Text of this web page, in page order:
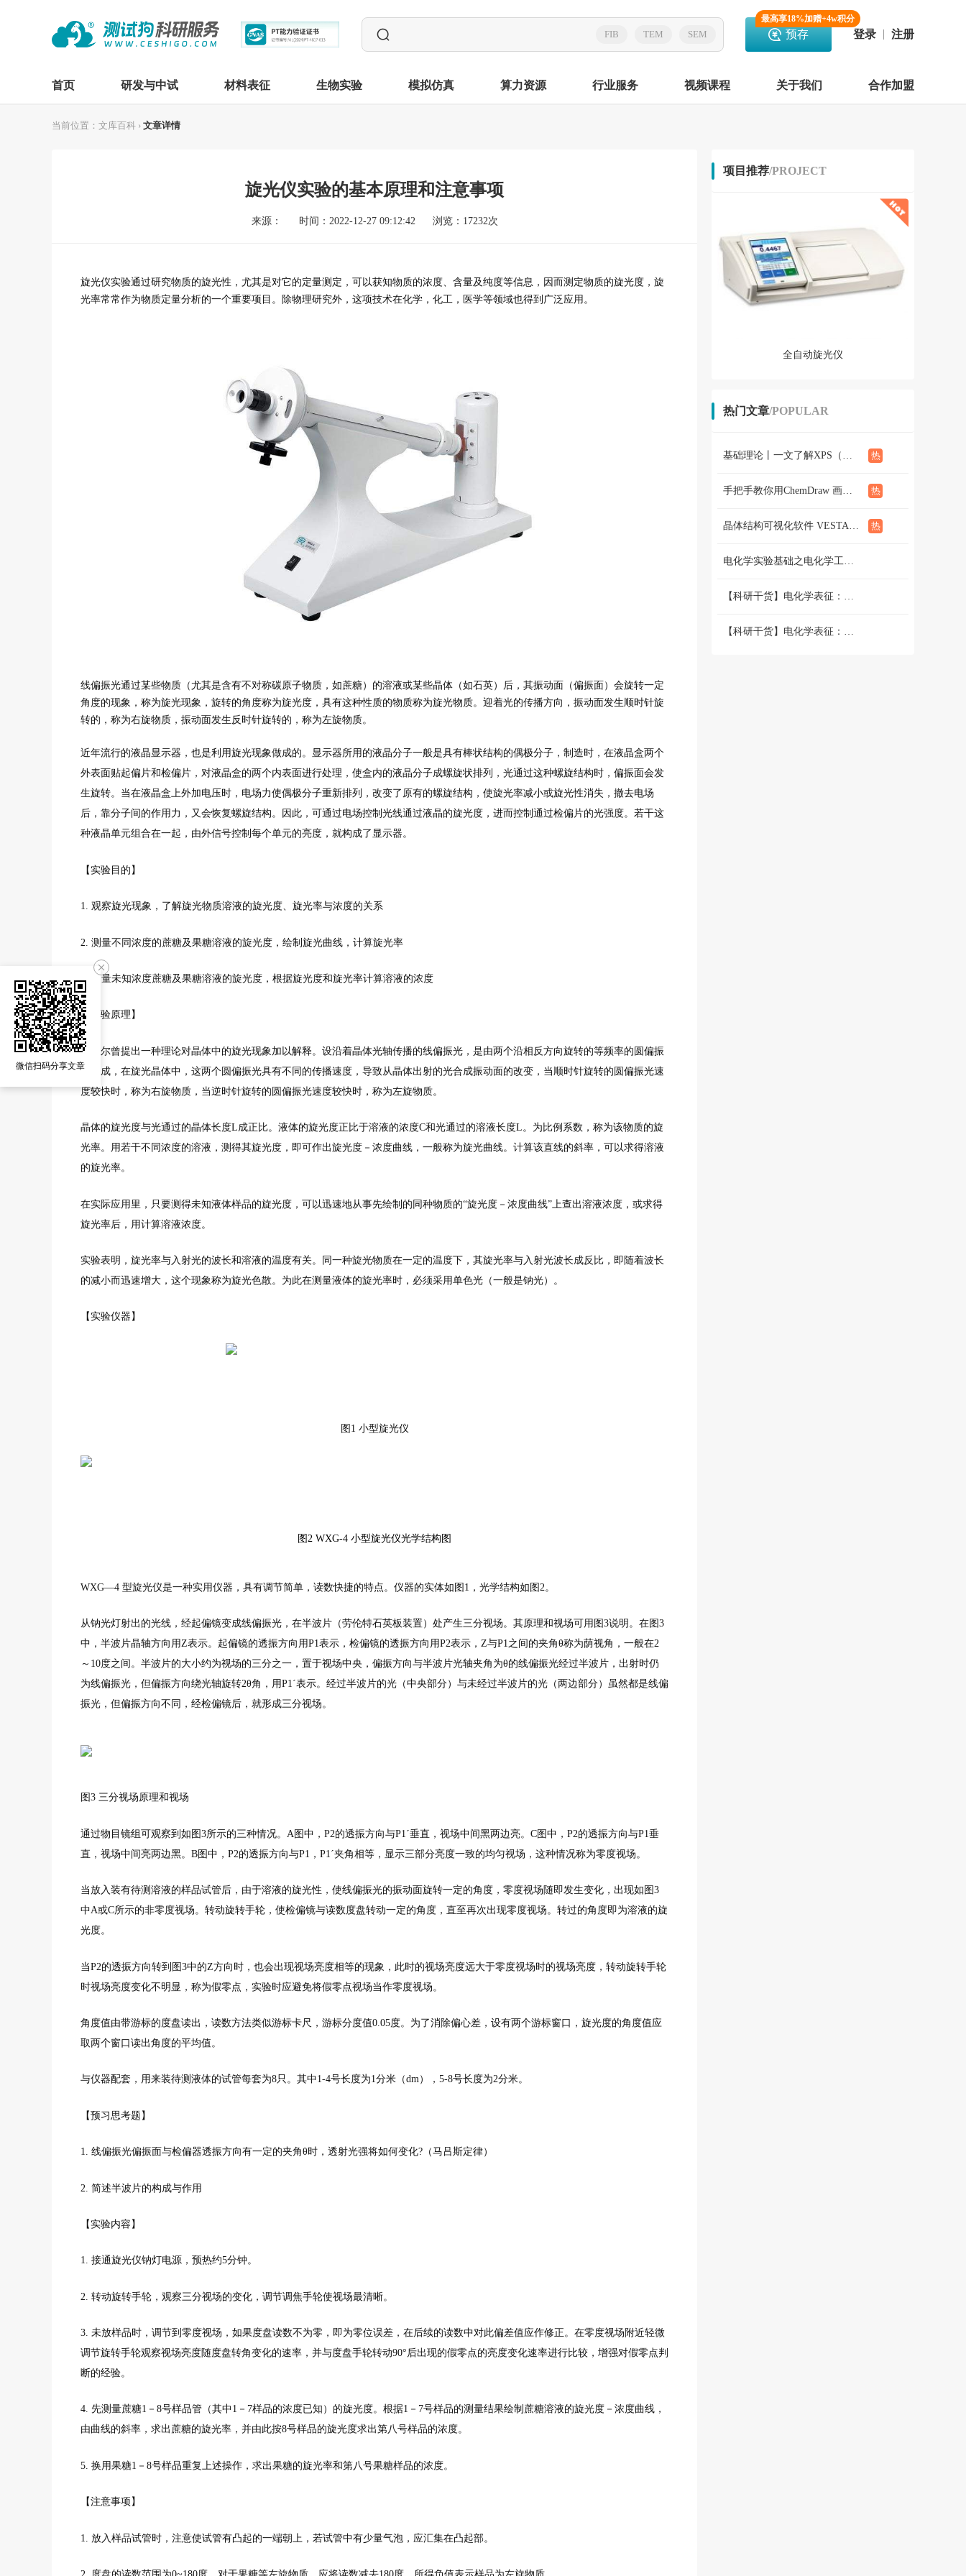
FIB TEM SEM
最高享18%加赠+4w积分
预存 登录 注册
首页 研发与中试 材料表征 生物实验 模拟仿真 算力资源 行业服务 视频课程 关于我们 合作加盟
当前位置： 文库百科 › 文章详情
旋光仪实验的基本原理和注意事项
来源： 时间：2022-12-27 09:12:42 浏览：17232次
旋光仪实验通过研究物质的旋光性，尤其是对它的定量测定，可以获知物质的浓度、含量及纯度等信息，因而测定物质的旋光度，旋
光率常常作为物质定量分析的一个重要项目。除物理研究外，这项技术在化学，化工，医学等领域也得到广泛应用。
线偏振光通过某些物质（尤其是含有不对称碳原子物质，如蔗糖）的溶液或某些晶体（如石英）后，其振动面（偏振面）会旋转一定
角度的现象，称为旋光现象，旋转的角度称为旋光度，具有这种性质的物质称为旋光物质。迎着光的传播方向，振动面发生顺时针旋
转的，称为右旋物质，振动面发生反时针旋转的，称为左旋物质。
近年流行的液晶显示器，也是利用旋光现象做成的。显示器所用的液晶分子一般是具有棒状结构的偶极分子，制造时，在液晶盒两个
外表面贴起偏片和检偏片，对液晶盒的两个内表面进行处理，使盒内的液晶分子成螺旋状排列，光通过这种螺旋结构时，偏振面会发
生旋转。当在液晶盒上外加电压时，电场力使偶极分子重新排列，改变了原有的螺旋结构，使旋光率减小或旋光性消失，撤去电场
后，靠分子间的作用力，又会恢复螺旋结构。因此，可通过电场控制光线通过液晶的旋光度，进而控制通过检偏片的光强度。若干这
种液晶单元组合在一起，由外信号控制每个单元的亮度，就构成了显示器。
【实验目的】
1. 观察旋光现象，了解旋光物质溶液的旋光度、旋光率与浓度的关系
2. 测量不同浓度的蔗糖及果糖溶液的旋光度，绘制旋光曲线，计算旋光率
3. 测量未知浓度蔗糖及果糖溶液的旋光度，根据旋光度和旋光率计算溶液的浓度
【实验原理】
菲涅尔曾提出一种理论对晶体中的旋光现象加以解释。设沿着晶体光轴传播的线偏振光，是由两个沿相反方向旋转的等频率的圆偏振
光合成，在旋光晶体中，这两个圆偏振光具有不同的传播速度，导致从晶体出射的光合成振动面的改变，当顺时针旋转的圆偏振光速
度较快时，称为右旋物质，当逆时针旋转的圆偏振光速度较快时，称为左旋物质。
晶体的旋光度与光通过的晶体长度L成正比。液体的旋光度正比于溶液的浓度C和光通过的溶液长度L。为比例系数，称为该物质的旋
光率。用若干不同浓度的溶液，测得其旋光度，即可作出旋光度－浓度曲线，一般称为旋光曲线。计算该直线的斜率，可以求得溶液
的旋光率。
在实际应用里，只要测得未知液体样品的旋光度，可以迅速地从事先绘制的同种物质的“旋光度－浓度曲线”上查出溶液浓度，或求得
旋光率后，用计算溶液浓度。
实验表明，旋光率与入射光的波长和溶液的温度有关。同一种旋光物质在一定的温度下，其旋光率与入射光波长成反比，即随着波长
的减小而迅速增大，这个现象称为旋光色散。为此在测量液体的旋光率时，必须采用单色光（一般是钠光）。
【实验仪器】
图1 小型旋光仪
图2 WXG-4 小型旋光仪光学结构图
WXG—4 型旋光仪是一种实用仪器，具有调节简单，读数快捷的特点。仪器的实体如图1，光学结构如图2。
从钠光灯射出的光线，经起偏镜变成线偏振光，在半波片（劳伦特石英板装置）处产生三分视场。其原理和视场可用图3说明。在图3
中，半波片晶轴方向用Z表示。起偏镜的透振方向用P1表示，检偏镜的透振方向用P2表示，Z与P1之间的夹角θ称为荫视角，一般在2
～10度之间。半波片的大小约为视场的三分之一，置于视场中央，偏振方向与半波片光轴夹角为θ的线偏振光经过半波片，出射时仍
为线偏振光，但偏振方向绕光轴旋转2θ角，用P1ˊ表示。经过半波片的光（中央部分）与未经过半波片的光（两边部分）虽然都是线偏
振光，但偏振方向不同，经检偏镜后，就形成三分视场。
图3 三分视场原理和视场
通过物目镜组可观察到如图3所示的三种情况。A图中，P2的透振方向与P1ˊ垂直，视场中间黑两边亮。C图中，P2的透振方向与P1垂
直，视场中间亮两边黑。B图中，P2的透振方向与P1，P1ˊ夹角相等，显示三部分亮度一致的均匀视场，这种情况称为零度视场。
当放入装有待测溶液的样品试管后，由于溶液的旋光性，使线偏振光的振动面旋转一定的角度，零度视场随即发生变化，出现如图3
中A或C所示的非零度视场。转动旋转手轮，使检偏镜与读数度盘转动一定的角度，直至再次出现零度视场。转过的角度即为溶液的旋
光度。
当P2的透振方向转到图3中的Z方向时，也会出现视场亮度相等的现象，此时的视场亮度远大于零度视场时的视场亮度，转动旋转手轮
时视场亮度变化不明显，称为假零点，实验时应避免将假零点视场当作零度视场。
角度值由带游标的度盘读出，读数方法类似游标卡尺，游标分度值0.05度。为了消除偏心差，设有两个游标窗口，旋光度的角度值应
取两个窗口读出角度的平均值。
与仪器配套，用来装待测液体的试管每套为8只。其中1-4号长度为1分米（dm），5-8号长度为2分米。
【预习思考题】
1. 线偏振光偏振面与检偏器透振方向有一定的夹角θ时，透射光强将如何变化?（马吕斯定律）
2. 简述半波片的构成与作用
【实验内容】
1. 接通旋光仪钠灯电源，预热约5分钟。
2. 转动旋转手轮，观察三分视场的变化，调节调焦手轮使视场最清晰。
3. 未放样品时，调节到零度视场，如果度盘读数不为零，即为零位误差，在后续的读数中对此偏差值应作修正。在零度视场附近轻微
调节旋转手轮观察视场亮度随度盘转角变化的速率，并与度盘手轮转动90°后出现的假零点的亮度变化速率进行比较，增强对假零点判
断的经验。
4. 先测量蔗糖1－8号样品管（其中1－7样品的浓度已知）的旋光度。根据1－7号样品的测量结果绘制蔗糖溶液的旋光度－浓度曲线，
由曲线的斜率，求出蔗糖的旋光率，并由此按8号样品的旋光度求出第八号样品的浓度。
5. 换用果糖1－8号样品重复上述操作，求出果糖的旋光率和第八号果糖样品的浓度。
【注意事项】
1. 放入样品试管时，注意使试管有凸起的一端朝上，若试管中有少量气泡，应汇集在凸起部。
项目推荐/PROJECT
全自动旋光仪
热门文章/POPULAR
基础理论丨一文了解XPS（概念、定性定量分析、分析方法、谱线结构）
手把手教你用ChemDraw 画化学结构式：基础篇
晶体结构可视化软件 VESTA使用教程（下篇）
电化学实验基础之电化学工作站篇 （二）三电极和两电极体系的搭建 和测试
【科研干货】电化学表征：循环伏安法详解（上）
【科研干货】电化学表征：循环伏安法详解（下）
微信扫码分享文章